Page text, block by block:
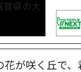
花が咲く丘で